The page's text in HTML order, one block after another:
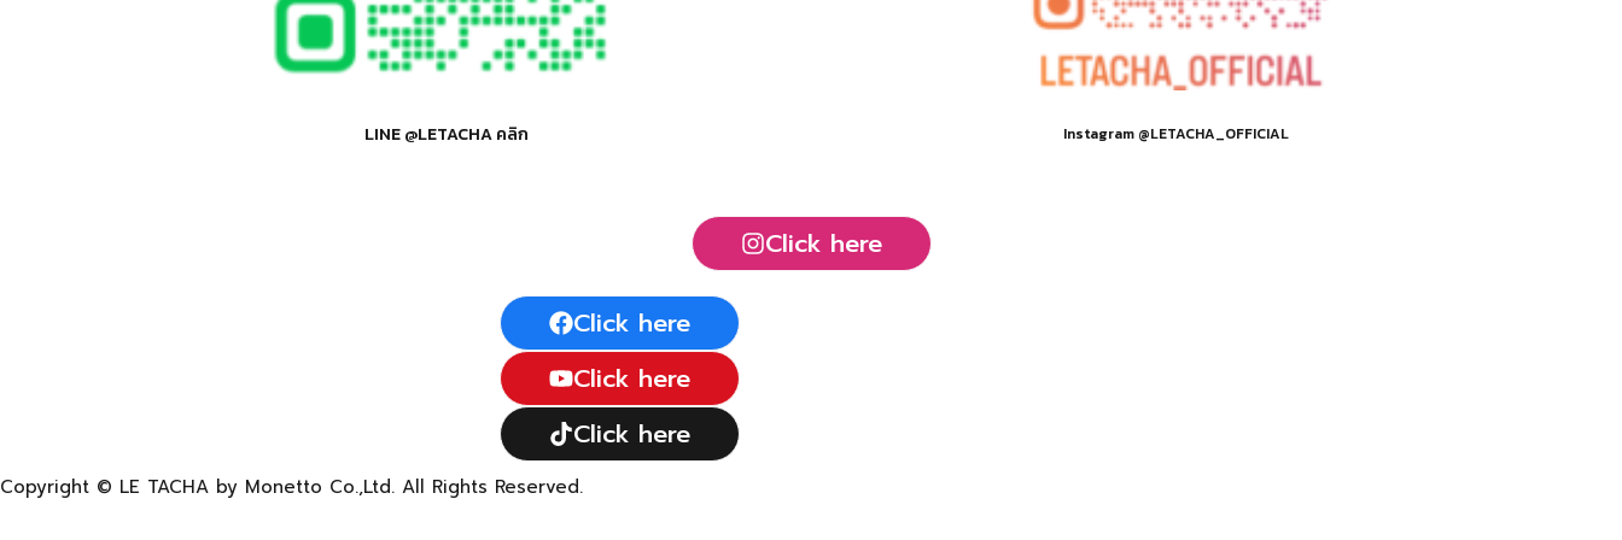
LINE @LETACHA คลิก Instagram @LETACHA_OFFICIAL
Click here
Click here
Click here
Click here
Copyright © LE TACHA by Monetto Co.,Ltd. All Rights Reserved.